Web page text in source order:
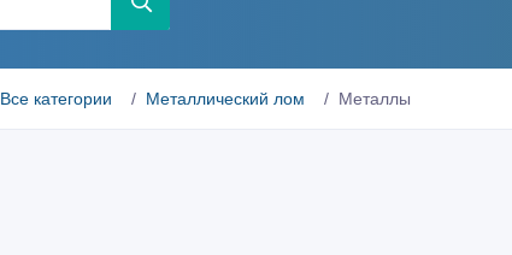
Все категории Металлический лом Металлы